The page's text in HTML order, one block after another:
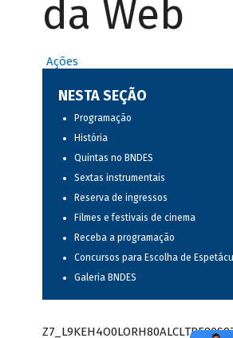
da Web
Ações
NESTA SEÇÃO
Programação
História
Quintas no BNDES
Sextas instrumentais
Reserva de ingressos
Filmes e festivais de cinema
Receba a programação
Concursos para Escolha de
Galeria BNDES